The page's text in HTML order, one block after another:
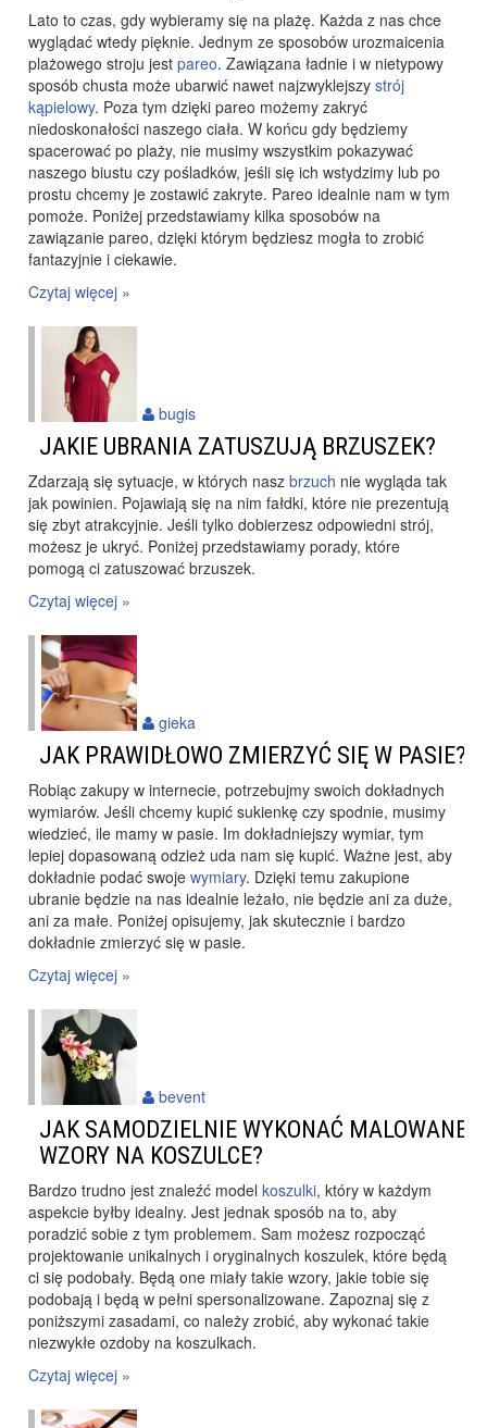
Lato to czas, gdy wybieramy się na plażę. Każda z nas chce
wyglądać wtedy pięknie. Jednym ze sposobów urozmaicenia
plażowego stroju jest pareo. Zawiązana ładnie i w nietypowy
sposób chusta może ubarwić nawet najzwyklejszy strój
kąpielowy. Poza tym dzięki pareo możemy zakryć
niedoskonałości naszego ciała. W końcu gdy będziemy
spacerować po plaży, nie musimy wszystkim pokazywać
naszego biustu czy pośladków, jeśli się ich wstydzimy lub po
prostu chcemy je zostawić zakryte. Pareo idealnie nam w tym
pomoże. Poniżej przedstawiamy kilka sposobów na
zawiązanie pareo, dzięki którym będziesz mogła to zrobić
fantazyjnie i ciekawie.
Czytaj więcej »
JAKIE UBRANIA ZATUSZUJĄ BRZUSZEK?
Zdarzają się sytuacje, w których nasz brzuch nie wygląda tak
jak powinien. Pojawiają się na nim fałdki, które nie prezentują
się zbyt atrakcyjnie. Jeśli tylko dobierzesz odpowiedni strój,
możesz je ukryć. Poniżej przedstawiamy porady, które
pomogą ci zatuszować brzuszek.
Czytaj więcej »
bugis
JAK PRAWIDŁOWO ZMIERZYĆ SIĘ W PASIE?
Robiąc zakupy w internecie, potrzebujmy swoich dokładnych
wymiarów. Jeśli chcemy kupić sukienkę czy spodnie, musimy
wiedzieć, ile mamy w pasie. Im dokładniejszy wymiar, tym
lepiej dopasowaną odzież uda nam się kupić. Ważne jest, aby
dokładnie podać swoje wymiary. Dzięki temu zakupione
ubranie będzie na nas idealnie leżało, nie będzie ani za duże,
ani za małe. Poniżej opisujemy, jak skutecznie i bardzo
dokładnie zmierzyć się w pasie.
Czytaj więcej »
gieka
JAK SAMODZIELNIE WYKONAĆ MALOWANE
WZORY NA KOSZULCE?
Bardzo trudno jest znaleźć model koszulki, który w każdym
aspekcie byłby idealny. Jest jednak sposób na to, aby
poradzić sobie z tym problemem. Sam możesz rozpocząć
projektowanie unikalnych i oryginalnych koszulek, które będą
ci się podobały. Będą one miały takie wzory, jakie tobie się
podobają i będą w pełni spersonalizowane. Zapoznaj się z
poniższymi zasadami, co należy zrobić, aby wykonać takie
niezwykłe ozdoby na koszulkach.
Czytaj więcej »
bevent